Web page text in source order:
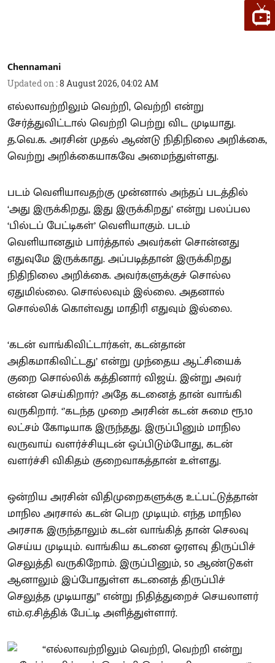
Chennamani
Updated on :8 August 2026, 04:02 AM
எல்லாவற்றிலும் வெற்றி, வெற்றி என்று
சேர்த்துவிட்டால் வெற்றி பெற்று விட முடியாது.
த.வெ.க. அரசின் முதல் ஆண்டு நிதிநிலை அறிக்கை,
வெற்று அறிக்கையாகவே அமைந்துள்ளது.
படம் வெளியாவதற்கு முன்னால் அந்தப் படத்தில்
‘அது இருக்கிறது, இது இருக்கிறது’ என்று பலப்பல
‘பில்டப் பேட்டிகள்’ வெளியாகும். படம்
வெளியானதும் பார்த்தால் அவர்கள் சொன்னது
எதுவுமே இருக்காது. அப்படித்தான் இருக்கிறது
நிதிநிலை அறிக்கை. அவர்களுக்குச் சொல்ல
ஏதுமில்லை. சொல்லவும் இல்லை. அதனால்
சொல்லிக் கொள்வது மாதிரி எதுவும் இல்லை.
‘கடன் வாங்கிவிட்டார்கள், கடன்தான்
அதிகமாகிவிட்டது’ என்று முந்தைய ஆட்சியைக்
குறை சொல்லிக் கத்தினார் விஜய். இன்று அவர்
என்ன செய்கிறார்? அதே கடனைத் தான் வாங்கி
வருகிறார். ‘’கடந்த முறை அரசின் கடன் சுமை ரூ.10
லட்சம் கோடியாக இருந்தது. இருப்பினும் மாநில
வருவாய் வளர்ச்சியுடன் ஒப்பிடும்போது, கடன்
வளர்ச்சி விகிதம் குறைவாகத்தான் உள்ளது.
ஒன்றிய அரசின் விதிமுறைகளுக்கு உட்பட்டுத்தான்
மாநில அரசால் கடன் பெற முடியும். எந்த மாநில
அரசாக இருந்தாலும் கடன் வாங்கித் தான் செலவு
செய்ய முடியும். வாங்கிய கடனை ஓரளவு திருப்பிச்
செலுத்தி வருகிறோம். இருப்பினும், 50 ஆண்டுகள்
ஆனாலும் இப்போதுள்ள கடனைத் திருப்பிச்
செலுத்த முடியாது” என்று நிதித்துறைச் செயலாளர்
எம்.ஏ.சித்திக் பேட்டி அளித்துள்ளார்.